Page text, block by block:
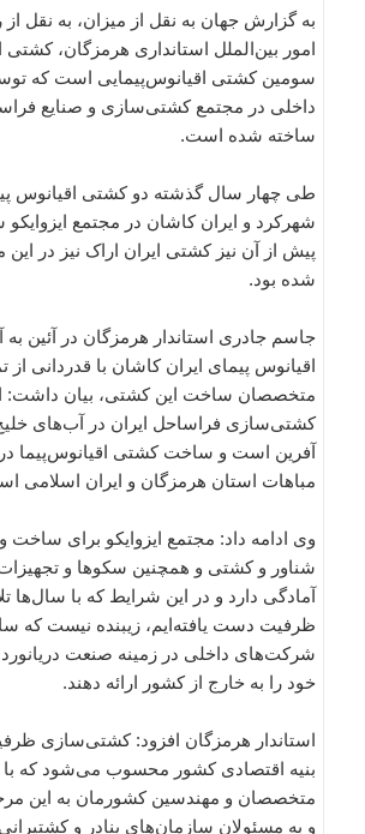
به گزارش جهان به نقل از میزان، به نقل
امور بین‌الملل استانداری هرمزگان، کشتی
سومین کشتی اقیانوس‌پیمایی است که
داخلی در مجتمع کشتی‌سازی و صنایع
ساخته شده است.
طی چهار سال گذشته دو کشتی اقیانوس
شهرکرد و ایران کاشان در مجتمع
پیش از آن نیز کشتی ایران اراک نیز در
شده بود.
جاسم جادری استاندار هرمزگان در آئین
اقیانوس پیمای ایران کاشان با قدردانی
متخصصان ساخت این کشتی، بیان داشت:
کشتی‌سازی فراساحل ایران در آب‌های
آفرین است و ساخت کشتی اقیانوس‌پیما در
مباهات استان هرمزگان و ایران اسلامی
وی ادامه داد: مجتمع ایزوایکو برای ساخت
شناور و کشتی و همچنین سکوها و
آمادگی دارد و در این شرایط که با سال‌ها
ظرفیت دست یافته‌ایم، زیبنده نیست که
شرکت‌های داخلی در زمینه صنعت
خود را به خارج از کشور ارائه دهند.
استاندار هرمزگان افزود: کشتی‌سازی
بنیه اقتصادی کشور محسوب می‌شود که با
متخصصان و مهندسین کشورمان به این
و به مسئولان سازمان‌های بنادر و